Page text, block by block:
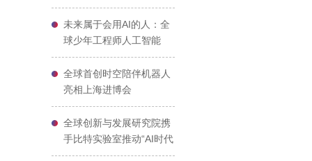
未来属于会用AI的人：全
球少年工程师人工智能
AICDIO教育倡议书
全球首创时空陪伴机器人
亮相上海进博会
全球创新与发展研究院携
手比特实验室推动“AI时代
的教育变革与课程实践”